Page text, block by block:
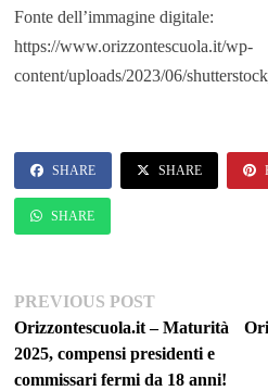
Fonte dell’immagine digitale:
https://www.orizzontescuola.it/wp-
content/uploads/2023/06/
SHARE SHARE
SHARE
Navigazione
articoli
PREVIOUS POSTPrevious
post:
Orizzontescuola.it – Maturità
2025, compensi presidenti e
commissari fermi da 18 anni!